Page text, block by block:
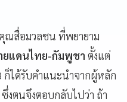
ณสื่อมวลชน ที่พยายาม
ยแดนไทย-กัมพูชา ตั้งแต่
ก็ได้รับคำแนะนำจากผู้หลัก
งตนจึงตอบกลับไปว่า ถ้า